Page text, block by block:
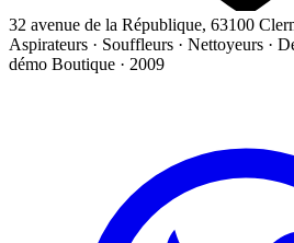
32 avenue de la République, 63100
Aspirateurs · Souffleurs · Nettoyeurs ·
démo Boutique · 2009